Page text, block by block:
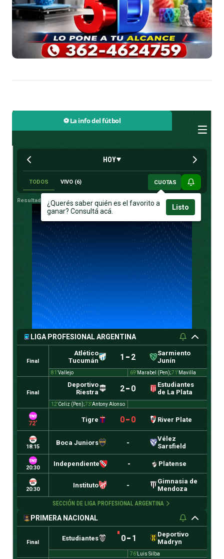
⚽ La info del fútbol